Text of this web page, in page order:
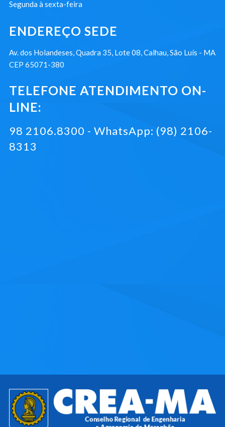
Segunda à sexta-feira
ENDEREÇO SEDE
Av. dos Holandeses, Quadra 35, Lote 08, Calhau, São Luís - MA
CEP 65071-380
TELEFONE ATENDIMENTO ON-
LINE:
98 2106.8300 - WhatsApp: (98) 2106-
8313